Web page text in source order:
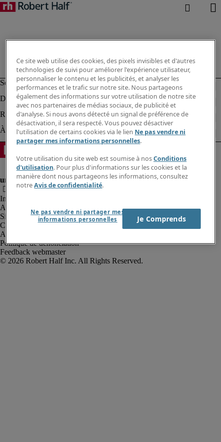
Informations sur la société
Avis de confidentialité
Site web et cookies
Conditions de recrutement
Alerte fraude
Politique de dénonciation
Feedback webmaster
Ce site web utilise des cookies, des pixels invisibles et d'autres
technologies de suivi pour améliorer l'expérience utilisateur,
personnaliser le contenu et les publicités, et analyser les
performances et le trafic sur notre site. Nous partageons
également des informations sur votre utilisation de notre site
avec nos partenaires de médias sociaux, de publicité et
d'analyse. Si nous avons détecté un signal de préférence de
désactivation, il sera respecté. Vous pouvez désactiver
l'utilisation de certains cookies via le lien Ne pas vendre ni
partager mes informations personnelles.
Votre utilisation du site web est soumise à nosConditions
d'utilisation. Pour plus d'informations sur les cookies et la
manière dont nous partageons les informations, consultez
notreAvis de confidentialité.
Ne pas vendre ni partager mes
informations personnelles
Je Comprends